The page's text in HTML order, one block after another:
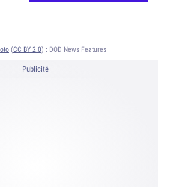
(CC BY 2.0) : DOD News Features
Publicité